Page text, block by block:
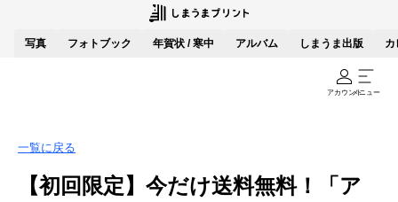
写真 フォトブック 年賀状 / 寒中 アルバム しまうま出版 カ
アカウントメニュー
一覧に戻る
【初回限定】今だけ送料無料！「ア